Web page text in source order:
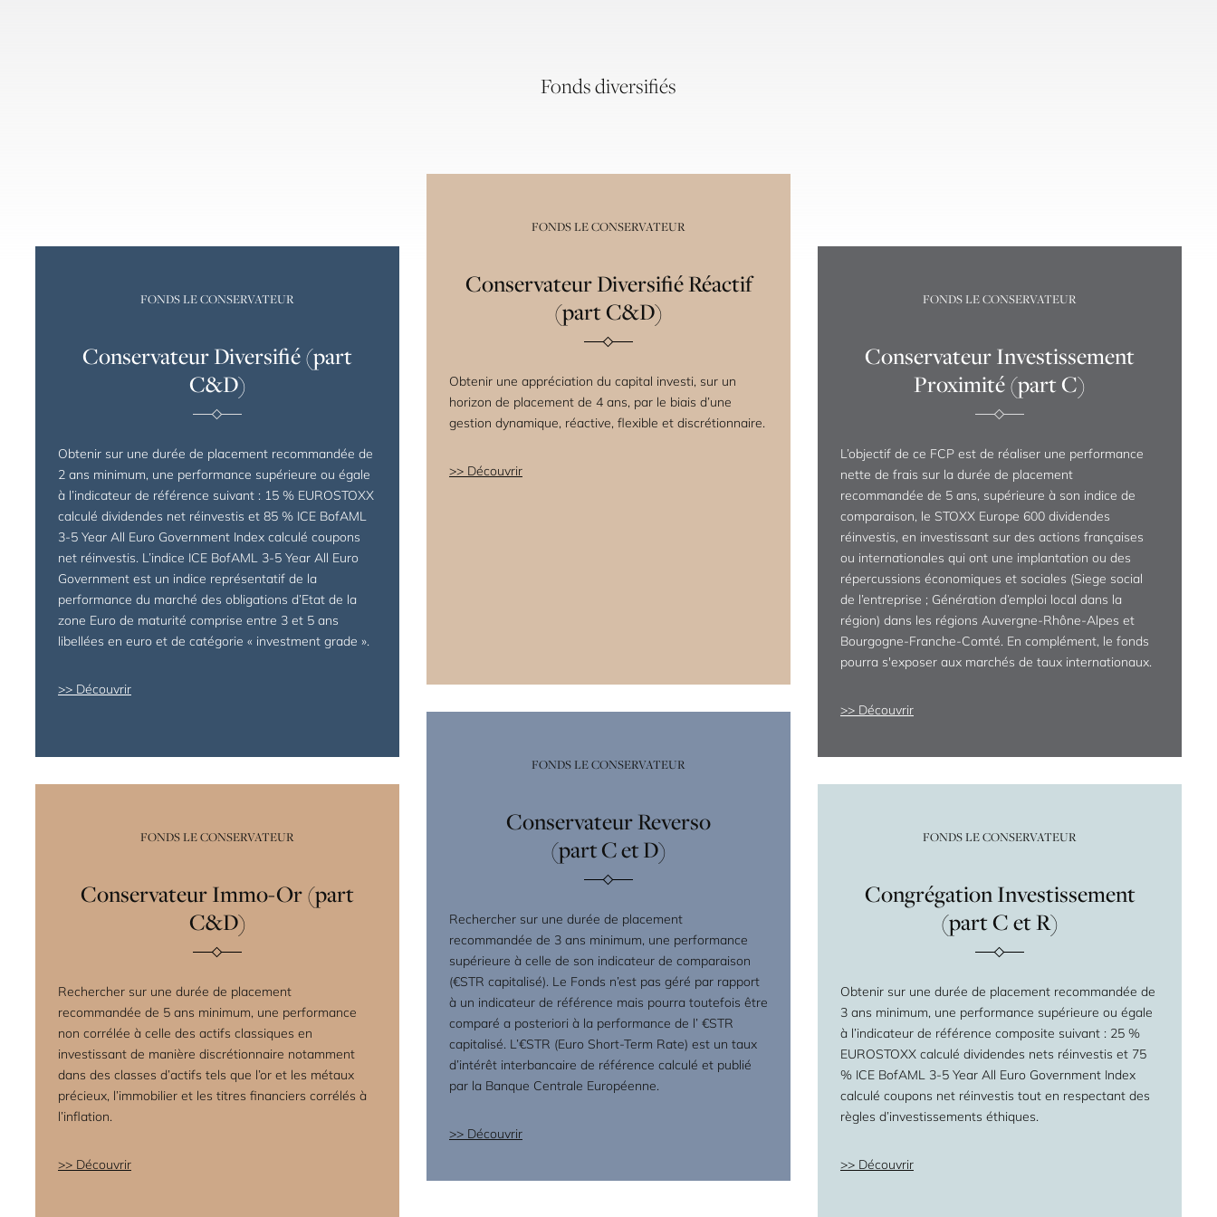
Fonds diversifiés
FONDS LE CONSERVATEUR
Conservateur Diversifié (part
C&D)
Obtenir sur une durée de placement recommandée de
2 ans minimum, une performance supérieure ou égale
à l’indicateur de référence suivant : 15 % EUROSTOXX
calculé dividendes net réinvestis et 85 % ICE BofAML
3-5 Year All Euro Government Index calculé coupons
net réinvestis. L’indice ICE BofAML 3-5 Year All Euro
Government est un indice représentatif de la
performance du marché des obligations d’Etat de la
zone Euro de maturité comprise entre 3 et 5 ans
libellées en euro et de catégorie « investment grade ».
Découvrir
FONDS LE CONSERVATEUR
Conservateur Diversifié Réactif
(part C&D)
Obtenir une appréciation du capital investi, sur un
horizon de placement de 4 ans, par le biais d’une
gestion dynamique, réactive, flexible et discrétionnaire.
Découvrir
FONDS LE CONSERVATEUR
Conservateur Investissement
Proximité (part C)
L’objectif de ce FCP est de réaliser une performance
nette de frais sur la durée de placement
recommandée de 5 ans, supérieure à son indice de
comparaison, le STOXX Europe 600 dividendes
réinvestis, en investissant sur des actions françaises
ou internationales qui ont une implantation ou des
répercussions économiques et sociales (Siege social
de l’entreprise ; Génération d’emploi local dans la
région) dans les régions Auvergne-Rhône-Alpes et
Bourgogne-Franche-Comté. En complément, le fonds
pourra s'exposer aux marchés de taux internationaux.
Découvrir
FONDS LE CONSERVATEUR
Conservateur Immo-Or (part
C&D)
Rechercher sur une durée de placement
recommandée de 5 ans minimum, une performance
non corrélée à celle des actifs classiques en
investissant de manière discrétionnaire notamment
dans des classes d’actifs tels que l’or et les métaux
précieux, l’immobilier et les titres financiers corrélés à
l’inflation.
Découvrir
FONDS LE CONSERVATEUR
Conservateur Reverso
(part C et D)
Rechercher sur une durée de placement
recommandée de 3 ans minimum, une performance
supérieure à celle de son indicateur de comparaison
(€STR capitalisé). Le Fonds n’est pas géré par rapport
à un indicateur de référence mais pourra toutefois être
comparé a posteriori à la performance de l’ €STR
capitalisé. L’€STR (Euro Short-Term Rate) est un taux
d’intérêt interbancaire de référence calculé et publié
par la Banque Centrale Européenne.
Découvrir
FONDS LE CONSERVATEUR
Congrégation Investissement
(part C et R)
Obtenir sur une durée de placement recommandée de
3 ans minimum, une performance supérieure ou égale
à l’indicateur de référence composite suivant : 25 %
EUROSTOXX calculé dividendes nets réinvestis et 75
% ICE BofAML 3-5 Year All Euro Government Index
calculé coupons net réinvestis tout en respectant des
règles d’investissements éthiques.
Découvrir